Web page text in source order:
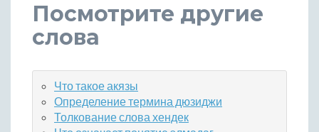
Посмотрите другие
слова
Что такое акязы
Определение термина дюзиджи
Толкование слова хендек